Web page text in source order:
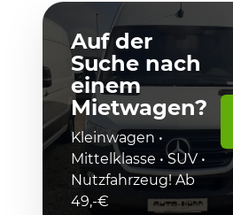
Auf der
Suche nach
einem
Mietwagen?
Kleinwagen •
Mittelklasse • SUV •
Nutzfahrzeug! Ab
49,-€